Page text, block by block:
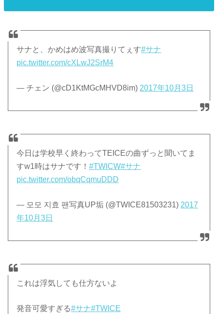
サナと、かめはめ波写真撮りてぇす#サナ
pic.twitter.com/cXLwJ2SrM4
— チェン (@cD1KtMGcMHVD8im) 2017年10月3日
今日は学校早く終わってTEICEの曲ずっと聞いてま
すw1時はサナです！#TWICW#サナ
pic.twitter.com/obqCqmuDDD
— 모모 지효 팬写真UP垢 (@TWICE81503231) 2017
年10月3日
これは浮気しても仕方ないよ
発音可愛すぎる#サナ#TWICE